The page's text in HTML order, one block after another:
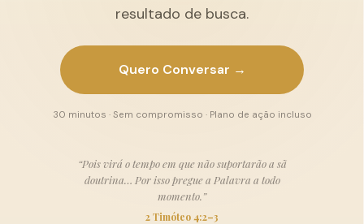
resultado de busca.
Quero Conversar →
30 minutos · Sem compromisso · Plano de ação incluso
“Pois virá o tempo em que não suportarão a sã
doutrina… Por isso pregue a Palavra a todo
momento.”
2 Timóteo 4:2–3